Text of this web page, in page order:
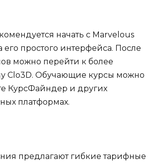
начать с Marvelous
его простого интерфейса. После
можно перейти к более
Clo3D. Обучающие курсы можно
КурсФайндер и других
платформах.
предлагают гибкие тарифные